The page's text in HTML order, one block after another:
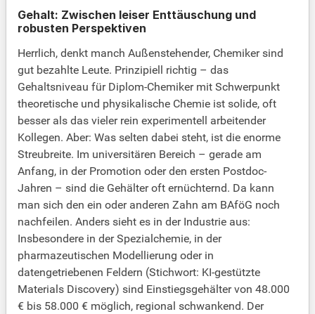
Gehalt: Zwischen leiser Enttäuschung und
robusten Perspektiven
Herrlich, denkt manch Außenstehender, Chemiker sind
gut bezahlte Leute. Prinzipiell richtig – das
Gehaltsniveau für Diplom-Chemiker mit Schwerpunkt
theoretische und physikalische Chemie ist solide, oft
besser als das vieler rein experimentell arbeitender
Kollegen. Aber: Was selten dabei steht, ist die enorme
Streubreite. Im universitären Bereich – gerade am
Anfang, in der Promotion oder den ersten Postdoc-
Jahren – sind die Gehälter oft ernüchternd. Da kann
man sich den ein oder anderen Zahn am BAföG noch
nachfeilen. Anders sieht es in der Industrie aus:
Insbesondere in der Spezialchemie, in der
pharmazeutischen Modellierung oder in
datengetriebenen Feldern (Stichwort: KI-gestützte
Materials Discovery) sind Einstiegsgehälter von 48.000
€ bis 58.000 € möglich, regional schwankend. Der